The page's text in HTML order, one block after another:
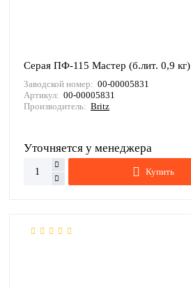
Серая ПФ-115 Мастер (б.лит. 0,9 кг)
Заводской номер: 00-00005831
Артикул: 00-00005831
Производитель: Britz
Уточняется у менеджера
Купить